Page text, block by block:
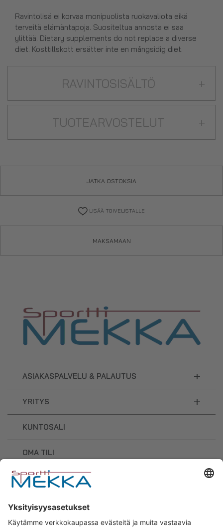
Ravintolisä ei korvaa monipuolista ruokavaliota eikä
terveitä elämäntapoja. Suositeltua annosta ei saa
ylittää. Dietary supplements do not replace a diverse
diet. Kosttillskott ersätter inte en mångsidig diet.
RAVINTOSISÄLTÖ +
TUOTEARVOSTELUT +
JATKA OSTOKSIA
LISÄÄ TOIVELISTALLE
MAKSAMAAN
ASIAKASPALVELU & PALAUTUS +
YRITYS +
KUNTOSALI
OMA TILI
OSTOSKORI
Sporttimekka – lisäravinteiden ja